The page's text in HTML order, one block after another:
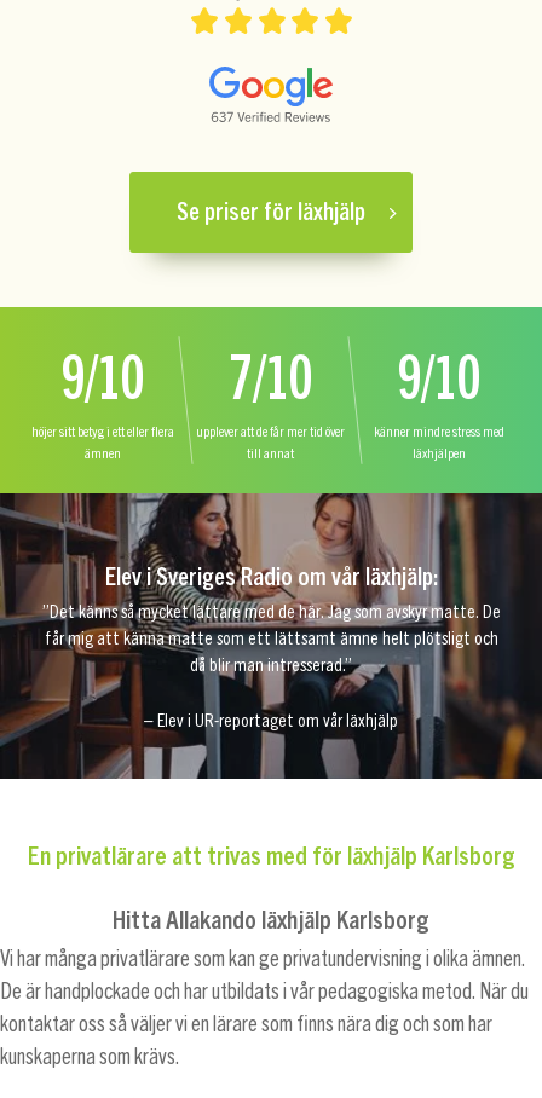
Se priser för läxhjälp
9/10
höjer sitt betyg i ett eller flera
ämnen
7/10
upplever att de får mer tid över
till annat
9/10
känner mindre stress med
läxhjälpen
Elev i Sveriges Radio om vår läxhjälp:
”Det känns så mycket lättare med de här. Jag som avskyr matte. De
får mig att känna matte som ett lättsamt ämne helt plötsligt och
då blir man intresserad.”
– Elev i UR-reportaget om vår läxhjälp
En privatlärare att trivas med för läxhjälp Karlsborg
Hitta Allakando läxhjälp Karlsborg
Vi har många privatlärare som kan ge privatundervisning i olika ämnen.
De är handplockade och har utbildats i vår pedagogiska metod. När du
kontaktar oss så väljer vi en lärare som finns nära dig och som har
kunskaperna som krävs.